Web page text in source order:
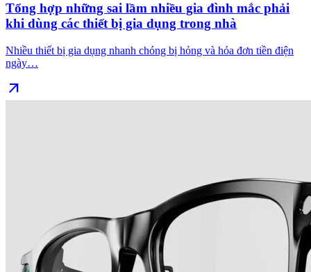
Tổng hợp những sai lầm nhiều gia đình mắc phải
khi dùng các thiết bị gia dụng trong nhà
Nhiều thiết bị gia dụng nhanh chóng bị hỏng và hóa đơn tiền điện
ngày…
arrow_outward